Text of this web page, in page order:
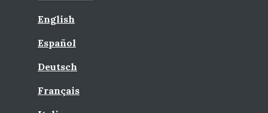
English
Español
Deutsch
Français